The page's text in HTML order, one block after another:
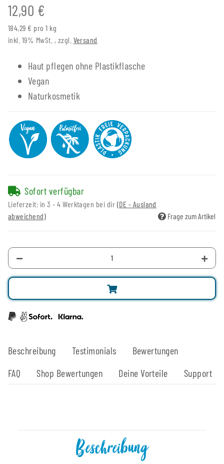
12,90 €
184,29 € pro 1 kg
inkl. 19% MwSt. , zzgl. Versand
Haut pflegen ohne Plastikflasche
Vegan
Naturkosmetik
Sofort verfügbar
Lieferzeit: in 3 - 4 Werktagen bei dir (DE - Ausland
abweichend)
Frage zum Artikel
Beschreibung Testimonials
Bewertungen
FAQ
Shop Bewertungen Deine Vorteile Support
Beschreibung